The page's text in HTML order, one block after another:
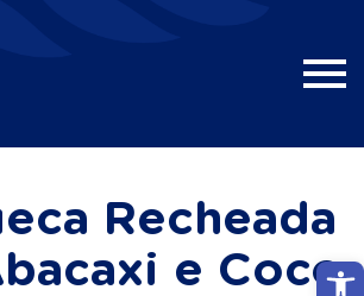
Recheada
e Coco